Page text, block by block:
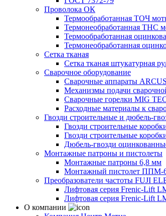
Проволока ОК
Термообработанная ТОЧ
Термонеобработанная ТНС
Термообработанная
Термонеобработанная
Сетка тканая
Сетка тканая штукатурная
Сварочное оборудование
Сварочные аппараты ARCUS
Механизмы подачи
Сварочные горелки MIG
Расходные материалы к
Гвозди строительные и дюбель-
Гвозди строительные
Гвозди строительные
Дюбель-гвозди
Монтажные патроны и пистолеты
Монтажные патроны 6,8 мм
Монтажный пистолет ППМ-
Преобразователи частоты FUJI
Лифтовая серия Frenic-Lift
Лифтовая серия Frenic-Lift
О компании